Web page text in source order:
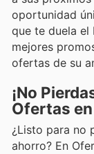
oportunidad
que te duela el
mejores
ofertas de su
¡No
Ofertas
¿Listo para no
ahorro? En